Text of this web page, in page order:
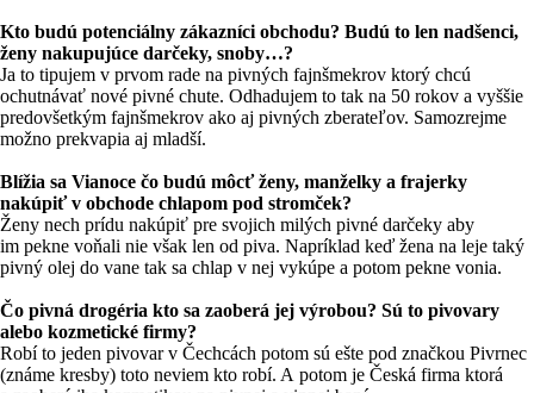
Kto budú potenciálny zákazníci obchodu? Budú to len nadšenci,
ženy nakupujúce darčeky, snoby…?
Ja to tipujem v prvom rade na pivných fajnšmekrov ktorý chcú
ochutnávať nové pivné chute. Odhadujem to tak na 50 rokov a vyššie
predovšetkým fajnšmekrov ako aj pivných zberateľov. Samozrejme
možno prekvapia aj mladší.
Blížia sa Vianoce čo budú môcť ženy, manželky a frajerky
nakúpiť v obchode chlapom pod stromček?
Ženy nech prídu nakúpiť pre svojich milých pivné darčeky aby
im pekne voňali nie však len od piva. Napríklad keď žena na leje taký
pivný olej do vane tak sa chlap v nej vykúpe a potom pekne vonia.
Čo pivná drogéria kto sa zaoberá jej výrobou? Sú to pivovary
alebo kozmetické firmy?
Robí to jeden pivovar v Čechcách potom sú ešte pod značkou Pivrnec
(známe kresby) toto neviem kto robí. A potom je Česká firma ktorá